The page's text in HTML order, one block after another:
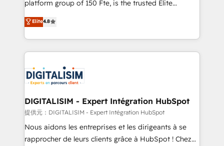
Migration, Custom Integration & Platform
Enablement -Onboarded over 500 businesses to
get more from your investment in HubSpot.
www.bbdboom.com
platform group of 150 Fte, is the trusted Elite
HubSpot CRM Partner offering you a roadmap on
maximizing EBITDA and achieving Commercial
Excellence. With our targeted processes, we
strengthen your digital transformation and minimize
Implementation partner, we provide expertise to
drive your business forward. Since 2015 we are fully
dedicated to HubSpot and with an experienced
team (50+), we work with reputable companies in
B2B sectors such as manufacturing, SaaS and
business services. We prepare a customized
Elite4.8
DIGITALISIM - Expert Intégration HubSpot
提供元：DIGITALISIM - Expert Intégration HubSpot
Nous aidons les entreprises et les dirigeants à se
rapprocher de leurs clients grâce à HubSpot ! Chez